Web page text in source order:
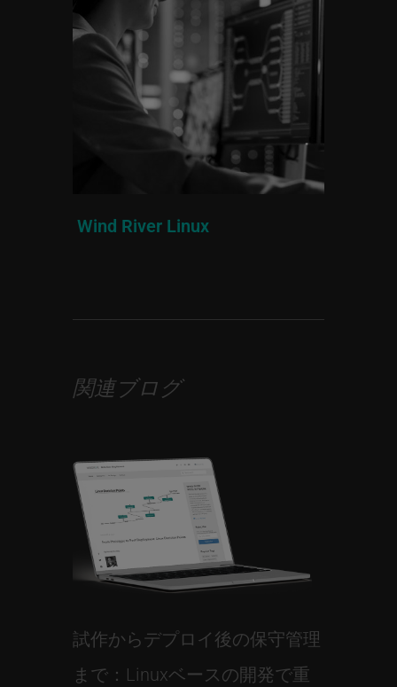
Wind River Linux
関連ブログ
試作からデプロイ後の保守管理
まで：Linuxベースの開発で重